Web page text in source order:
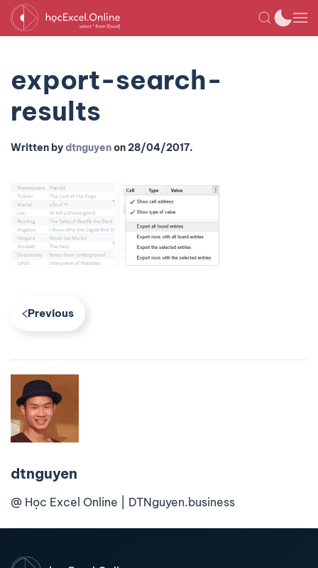
export-search-
results
Written bydtnguyenon28/04/2017.
Previous
dtnguyen
@ Học Excel Online | DTNguyen.business